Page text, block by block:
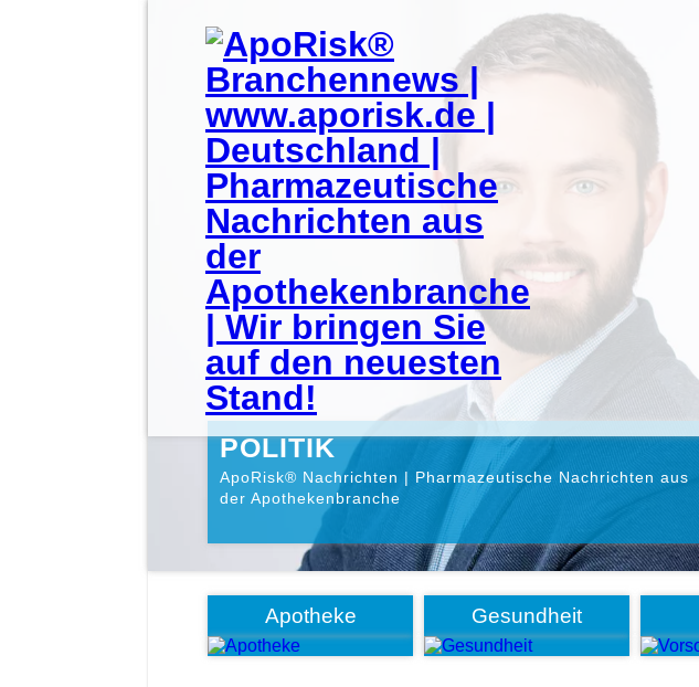
POLITIK
ApoRisk® Nachrichten | Pharmazeutische Nachrichten aus
der Apothekenbranche
Apotheke Gesundheit